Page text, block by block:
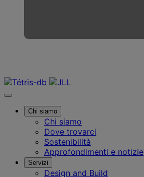
Chi siamo
Chi siamo
Dove trovarci
Sostenibilità
Approfondimenti e notizie
Servizi
Design and Build